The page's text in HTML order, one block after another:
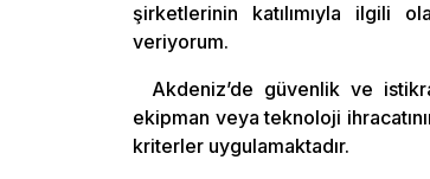
şirketlerinin katılımıyla ilgili
veriyorum.
Akdeniz’de güvenlik ve
ekipman veya teknoloji
kriterler uygulamaktadır.